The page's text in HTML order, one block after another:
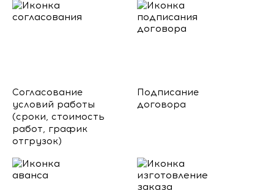
Согласование
условий работы
(сроки, стоимость
работ, график
отгрузок)
Подписание
договора